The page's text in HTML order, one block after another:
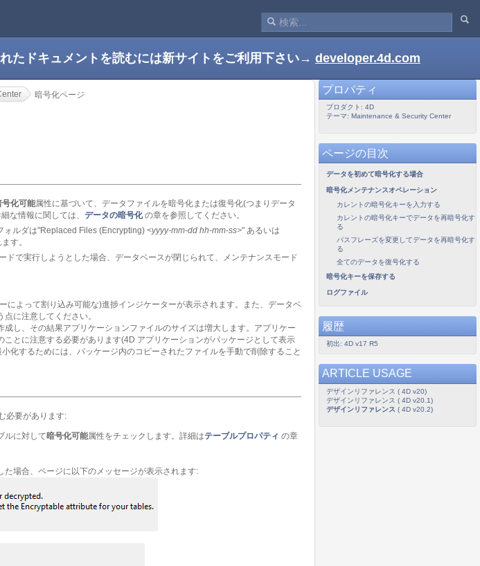
たドキュメントを読むには新サイトをご利用下さい→ developer.4d.com
暗号化ページ
号化可能属性に基づいて、データファイルを暗号化または復号化(つまりデータ
な情報に関しては、 データの暗号化の章を参照してください。
ォルダは"Replaced Files (Encrypting) <yyyy-mm-dd hh-mm-ss>" あるいは
す。
で実行しようとした場合、データベースが閉じられて、メンテナンスモード
によって割り込み可能な)進捗インジケーターが表示されます。また、データベ
に注意してください。
し、その結果アプリケーションファイルのサイズは増大します。アプリケー
とに注意する必要があります(4D アプリケーションがパッケージとして表示
化するためには、パッケージ内のコピーされたファイルを手動で削除すること
必要があります:
ルに対して暗号化可能属性をチェックします。詳細はテーブルプロパティ の章
た場合、ページに以下のメッセージが表示されます:
プロパティ
プロダクト: 4D
テーマ: Maintenance & Security Center
ページの目次
データを初めて暗号化する場合
暗号化メンテナンスオペレーション
カレントの暗号化キーを入力する
カレントの暗号化キーでデータを再暗号化す
る
パスフレーズを変更してデータを再暗号化す
る
全てのデータを復号化する
暗号化キーを保存する
ログファイル
履歴
初出: 4D v17 R5
ARTICLE USAGE
デザインリファレンス ( 4D v20)
デザインリファレンス ( 4D v20.1)
デザインリファレンス ( 4D v20.2)